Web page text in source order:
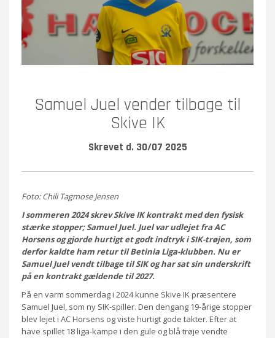
Samuel Juel vender tilbage til
Skive IK
Skrevet d. 30/07 2025
Foto: Chili Tagmose Jensen
I sommeren 2024 skrev Skive IK kontrakt med den fysisk
stærke stopper; Samuel Juel. Juel var udlejet fra AC
Horsens og gjorde hurtigt et godt indtryk i SIK-trøjen, som
derfor kaldte ham retur til Betinia Liga-klubben. Nu er
Samuel Juel vendt tilbage til SIK og har sat sin underskrift
på en kontrakt gældende til 2027.
På en varm sommerdag i 2024 kunne Skive IK præsentere
Samuel Juel, som ny SIK-spiller. Den dengang 19-årige stopper
blev lejet i AC Horsens og viste hurtigt gode takter. Efter at
have spillet 18 liga-kampe i den gule og blå trøje vendte